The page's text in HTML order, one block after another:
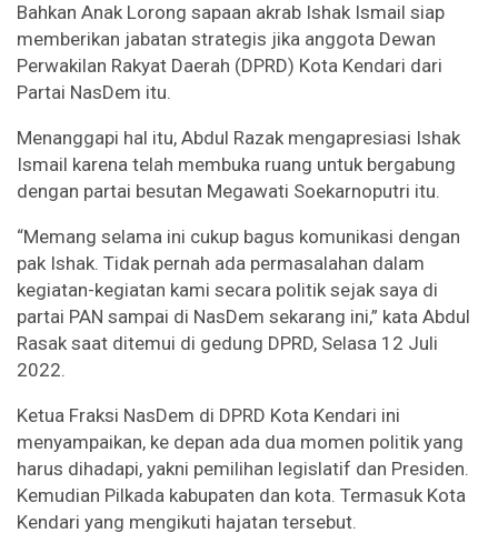
Bahkan Anak Lorong sapaan akrab Ishak Ismail siap
memberikan jabatan strategis jika anggota Dewan
Perwakilan Rakyat Daerah (DPRD) Kota Kendari dari
Partai NasDem itu.
Menanggapi hal itu, Abdul Razak mengapresiasi Ishak
Ismail karena telah membuka ruang untuk bergabung
dengan partai besutan Megawati Soekarnoputri itu.
“Memang selama ini cukup bagus komunikasi dengan
pak Ishak. Tidak pernah ada permasalahan dalam
kegiatan-kegiatan kami secara politik sejak saya di
partai PAN sampai di NasDem sekarang ini,” kata Abdul
Rasak saat ditemui di gedung DPRD, Selasa 12 Juli
2022.
Ketua Fraksi NasDem di DPRD Kota Kendari ini
menyampaikan, ke depan ada dua momen politik yang
harus dihadapi, yakni pemilihan legislatif dan Presiden.
Kemudian Pilkada kabupaten dan kota. Termasuk Kota
Kendari yang mengikuti hajatan tersebut.